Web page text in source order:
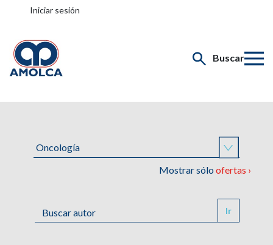
Iniciar sesión
Buscar
Mostrar sóloofertas ›
Ir